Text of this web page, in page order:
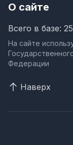
О сайте
Всего в базе:
На сайте
Федерации
Наверх